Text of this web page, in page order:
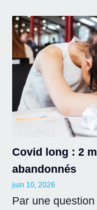
Covid long : 2
abandonnés
juin 10, 2026
Par une